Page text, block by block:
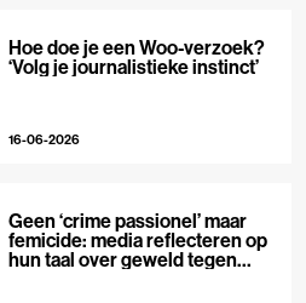
Hoe doe je een Woo-verzoek?
‘Volg je journalistieke instinct’
16-06-2026
Geen ‘crime passionel’ maar
femicide: media reflecteren op
hun taal over geweld tegen